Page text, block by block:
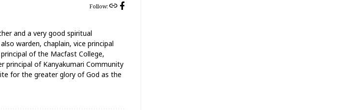
Follow:
and a very good spiritual
warden, chaplain, vice principal
of the Macfast College,
principal of Kanyakumari Community
for the greater glory of God as the